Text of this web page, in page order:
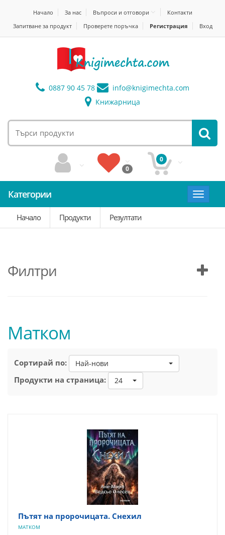
Начало За нас Въпроси и отговори
Контакти
Запитване за продукт
Проверете поръчка Регистрация Вход
0887 90 45 78 info@knigimechta.com
Книжарница
0
0
Категории
Toggle
Начало
Продукти Резултати
Филтри
Матком
Сортирай по: Най-нови
Продукти на страница: 24
Пътят на пророчицата. Снехил
МАТКОМ